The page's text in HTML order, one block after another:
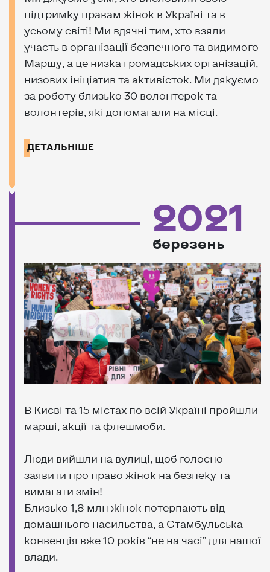
підтримку правам жінок в Україні та в
усьому світі! Ми вдячні тим, хто взяли
участь в організації безпечного та видимого
Маршу, а це низка громадських організацій,
низових ініціатив та активісток. Ми дякуємо
за роботу близько 30 волонтерок та
волонтерів, які допомагали на місці.
ДЕТАЛЬНІШЕ
2021
березень
В Києві та 15 містах по всій Україні пройшли
марші, акції та флешмоби.
Люди вийшли на вулиці, щоб голосно
заявити про право жінок на безпеку та
вимагати змін!
Близько 1,8 млн жінок потерпають від
домашнього насильства, а Стамбульська
конвенція вже 10 років “не на часі” для нашої
влади.